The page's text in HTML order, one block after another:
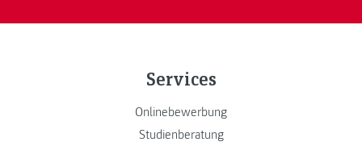
Services
Onlinebewerbung
Studienberatung